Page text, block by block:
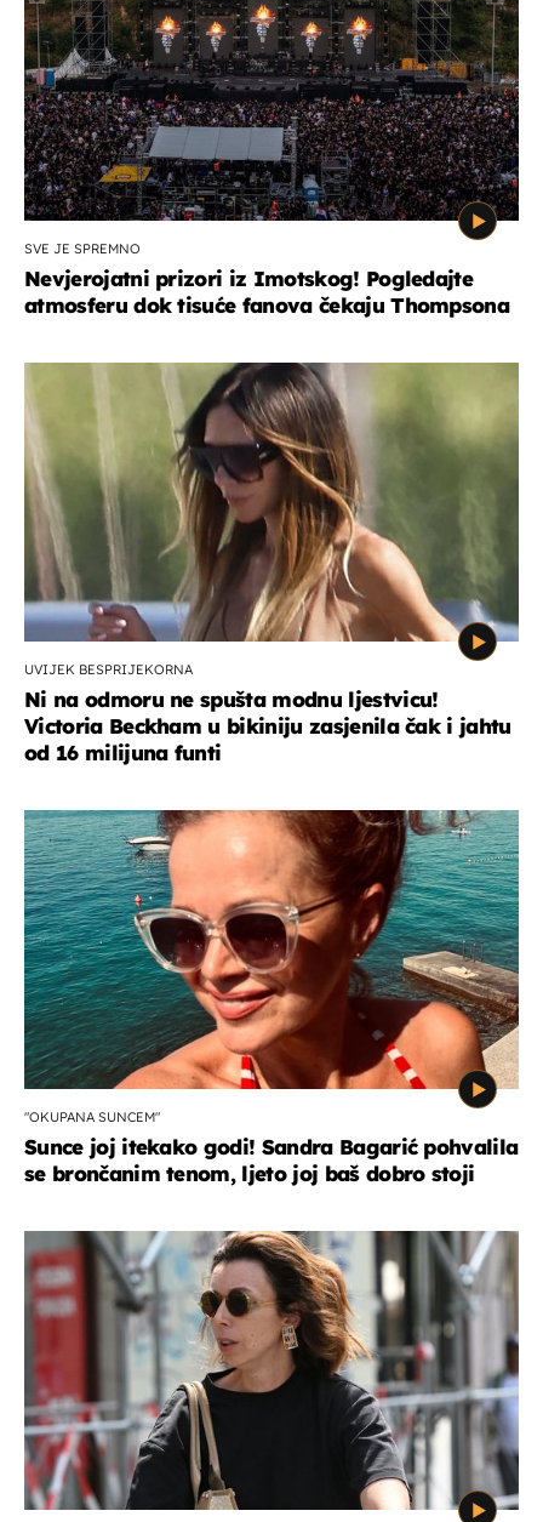
SVE JE SPREMNO
Nevjerojatni prizori iz Imotskog! Pogledajte
atmosferu dok tisuće fanova čekaju Thompsona
UVIJEK BESPRIJEKORNA
Ni na odmoru ne spušta modnu ljestvicu!
Victoria Beckham u bikiniju zasjenila čak i jahtu
od 16 milijuna funti
"OKUPANA SUNCEM"
Sunce joj itekako godi! Sandra Bagarić pohvalila
se brončanim tenom, ljeto joj baš dobro stoji